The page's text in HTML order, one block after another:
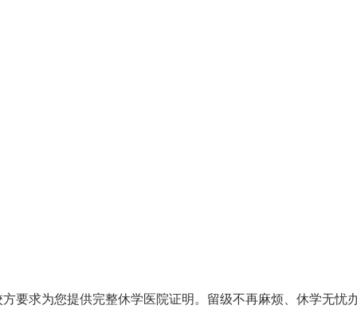
要求为您提供完整休学医院证明。留级不再麻烦、休学无忧